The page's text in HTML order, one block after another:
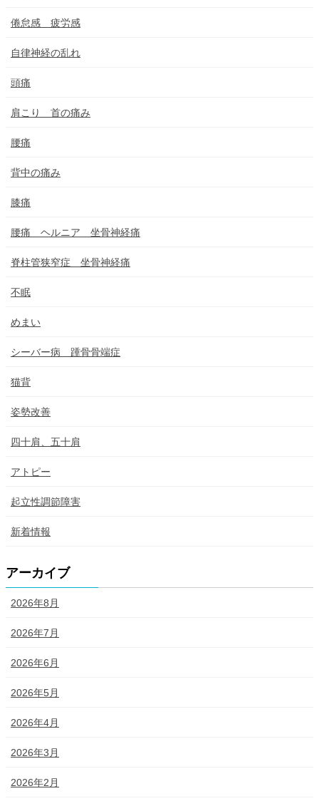
倦怠感 疲労感
自律神経の乱れ
頭痛
肩こり 首の痛み
腰痛
背中の痛み
膝痛
腰痛 ヘルニア 坐骨神経痛
脊柱管狭窄症 坐骨神経痛
不眠
めまい
シーバー病 踵骨骨端症
猫背
姿勢改善
四十肩、五十肩
アトピー
起立性調節障害
新着情報
アーカイブ
2026年8月
2026年7月
2026年6月
2026年5月
2026年4月
2026年3月
2026年2月